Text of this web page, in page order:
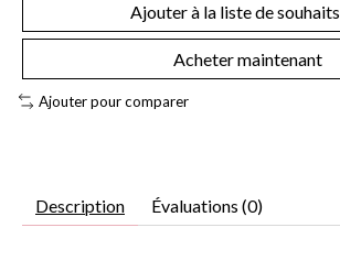
Ajouter à la liste de souhaits
Acheter maintenant
Ajouter pour comparer
Description Évaluations (0)